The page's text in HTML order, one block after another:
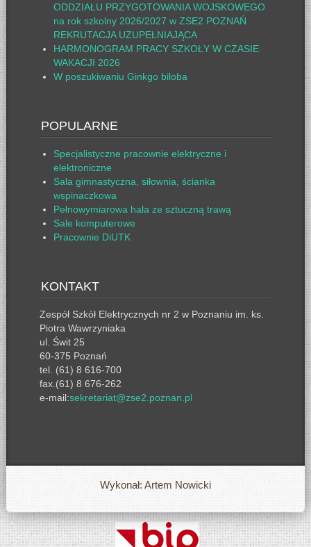
ODDZIAŁU PRZYGOTOWANIA WOJSKOWEGO
na rok szkolny 2026/2027 w ZSE2 POZNAŃ
REKRUTACJA UZUPEŁNIAJĄCA
HARMONOGRAM PRACY SZKOŁY W CZASIE
WAKACJI 2026
W poszukiwaniu Ginkgo biloba
POPULARNE
Specjalistyczne pracownie elektryczne i
elektroniczne
Sala gimnastyczna, siłownia, ścianka
wspinaczkowa
Pełnowymiarowa hala ze sztuczną trawą
Sale komputerowe
Pracownie DiUTK
KONTAKT
Zespół Szkół Elektrycznych nr 2 w Poznaniu im. ks.
Piotra Wawrzyniaka
ul. Świt 25
60-375 Poznań
tel. (61) 8 616-700
fax.(61) 8 676-262
e-mail:sekretariat@zse2.poznan.pl
Wykonał: Artem Nowicki